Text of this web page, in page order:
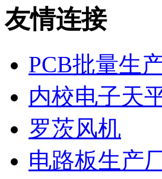
友情连接
PCB批量生
内校电子天
罗茨风机
电路板生产